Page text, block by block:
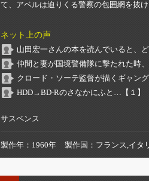
て、アベルは迫りくる警察の包囲網を抜
ネット上の声
山田宏一さんの本を読んでいると、
仲間と妻が国境警備隊に撃たれた時
クロード・ソーテ監督が描くギャン
HDD→BD-Rのさなかにふと…【１】
サスペンス
製作年 1960年 製作国 フランス,イタ